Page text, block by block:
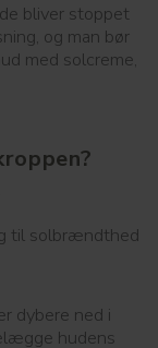
bliver stoppet
og man bør
med solcreme,
til solbrændthed
dybere ned i
hudens